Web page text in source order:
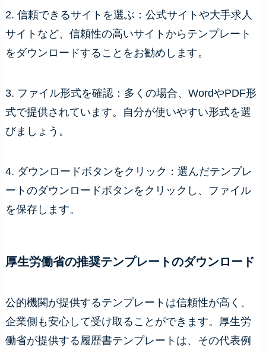
2. 信頼できるサイトを選ぶ：公式サイトや大手求人
サイトなど、信頼性の高いサイトからテンプレート
をダウンロードすることをお勧めします。
3. ファイル形式を確認：多くの場合、WordやPDF形
式で提供されています。自分が使いやすい形式を選
びましょう。
4. ダウンロードボタンをクリック：選んだテンプレ
ートのダウンロードボタンをクリックし、ファイル
を保存します。
厚生労働省の推奨テンプレートのダウンロード
公的機関が提供するテンプレートは信頼性が高く、
企業側も安心して受け取ることができます。厚生労
働省が提供する履歴書テンプレートは、その代表例